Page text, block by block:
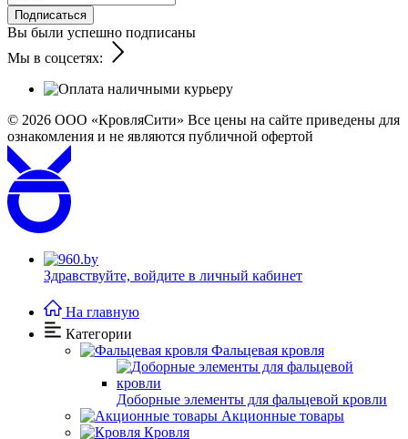
Подписаться
Вы были успешно подписаны
Мы в соцсетях:
© 2026 ООО «КровляСити» Все цены на сайте приведены для
ознакомления и не являются публичной офертой
Здравствуйте, войдите в личный кабинет
На главную
Категории
Фальцевая кровля
Доборные элементы для фальцевой кровли
Акционные товары
Кровля